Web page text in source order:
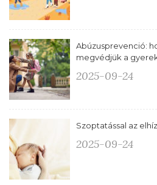
Abúzusprevenció:
megvédjük a
2025-09-24
Szoptatással az
2025-09-24